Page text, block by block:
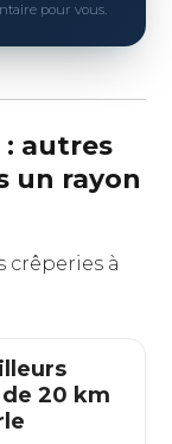
pour vous.
autres
un rayon
crêperies à
20 km